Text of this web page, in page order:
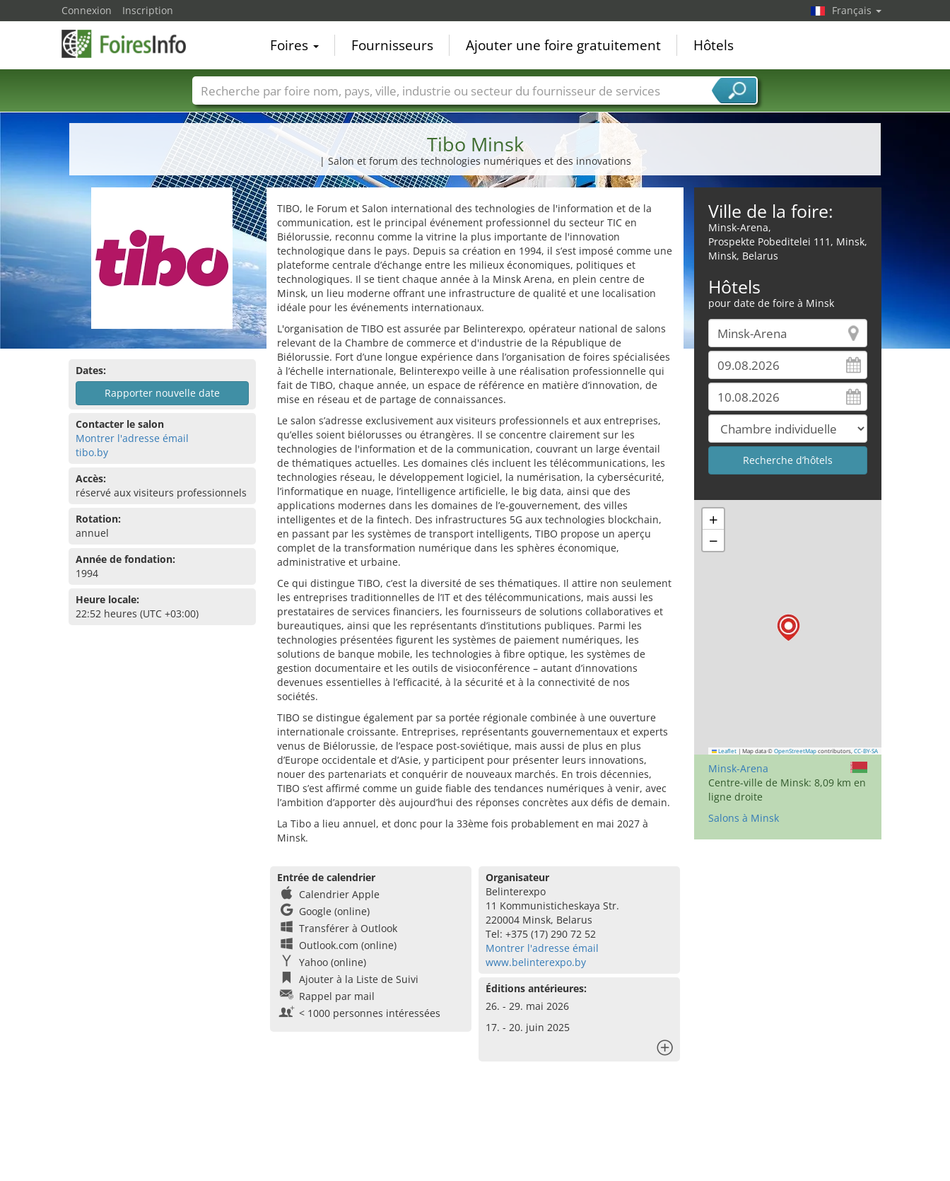
Tibo Minsk
| Salon et forum des technologies numériques et des innovations
Dates:
Rapporter nouvelle date
Contacter le salon
Montrer l'adresse émail
tibo.by
Accès:
réservé aux visiteurs professionnels
Rotation:
annuel
Année de fondation:
1994
Heure locale:
22:52 heures (UTC +03:00)
TIBO, le Forum et Salon international des technologies de l'information et de la
communication, est le principal événement professionnel du secteur TIC en
Biélorussie, reconnu comme la vitrine la plus importante de l'innovation
technologique dans le pays. Depuis sa création en 1994, il s’est imposé comme une
plateforme centrale d’échange entre les milieux économiques, politiques et
technologiques. Il se tient chaque année à la Minsk Arena, en plein centre de
Minsk, un lieu moderne offrant une infrastructure de qualité et une localisation
idéale pour les événements internationaux.
L'organisation de TIBO est assurée par Belinterexpo, opérateur national de salons
relevant de la Chambre de commerce et d'industrie de la République de
Biélorussie. Fort d’une longue expérience dans l’organisation de foires spécialisées
à l’échelle internationale, Belinterexpo veille à une réalisation professionnelle qui
fait de TIBO, chaque année, un espace de référence en matière d’innovation, de
mise en réseau et de partage de connaissances.
Le salon s’adresse exclusivement aux visiteurs professionnels et aux entreprises,
qu’elles soient biélorusses ou étrangères. Il se concentre clairement sur les
technologies de l'information et de la communication, couvrant un large éventail
de thématiques actuelles. Les domaines clés incluent les télécommunications, les
technologies réseau, le développement logiciel, la numérisation, la cybersécurité,
l’informatique en nuage, l’intelligence artificielle, le big data, ainsi que des
applications modernes dans les domaines de l’e-gouvernement, des villes
intelligentes et de la fintech. Des infrastructures 5G aux technologies blockchain,
en passant par les systèmes de transport intelligents, TIBO propose un aperçu
complet de la transformation numérique dans les sphères économique,
administrative et urbaine.
Ce qui distingue TIBO, c’est la diversité de ses thématiques. Il attire non seulement
les entreprises traditionnelles de l’IT et des télécommunications, mais aussi les
prestataires de services financiers, les fournisseurs de solutions collaboratives et
bureautiques, ainsi que les représentants d’institutions publiques. Parmi les
technologies présentées figurent les systèmes de paiement numériques, les
solutions de banque mobile, les technologies à fibre optique, les systèmes de
gestion documentaire et les outils de visioconférence – autant d’innovations
devenues essentielles à l’efficacité, à la sécurité et à la connectivité de nos
sociétés.
TIBO se distingue également par sa portée régionale combinée à une ouverture
internationale croissante. Entreprises, représentants gouvernementaux et experts
venus de Biélorussie, de l’espace post-soviétique, mais aussi de plus en plus
d’Europe occidentale et d’Asie, y participent pour présenter leurs innovations,
nouer des partenariats et conquérir de nouveaux marchés. En trois décennies,
TIBO s’est affirmé comme un guide fiable des tendances numériques à venir, avec
l’ambition d’apporter dès aujourd’hui des réponses concrètes aux défis de demain.
La Tibo a lieu annuel, et donc pour la 33ème fois probablement en mai 2027 à
Minsk.
Entrée de calendrier
Calendrier Apple
Google (online)
Transférer à Outlook
Outlook.com (online)
Yahoo (online)
Ajouter à la Liste de Suivi
Rappel par mail
< 1000 personnes intéressées
Organisateur
Belinterexpo
11 Kommunisticheskaya Str.
220004 Minsk, Belarus
Tel: +375 (17) 290 72 52
Montrer l'adresse émail
www.belinterexpo.by
Éditions antérieures:
26. - 29. mai 2026
17. - 20. juin 2025
Ville de la foire:
Minsk-Arena,
Prospekte Pobeditelei 111, Minsk,
Minsk, Belarus
Hôtels
pour date de foire à Minsk
+
−
Leaflet | Map data © OpenStreetMap contributors, CC-BY-SA
Minsk-Arena
Centre-ville de Minsk: 8,09 km en
ligne droite
Salons à Minsk
Connexion Inscription Français
Foires Fournisseurs Ajouter une foire gratuitement Hôtels
Foire noms Pays Villes Secteurs de foire Secteurs du fournisseur de services